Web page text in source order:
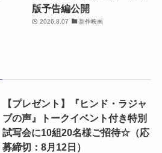
版予告編公開
2026.8.07 新作映画
【プレゼント】『ヒンド・ラジャ
ブの声』トークイベント付き特別
試写会に10組20名様ご招待☆（応
募締切：8月12日）